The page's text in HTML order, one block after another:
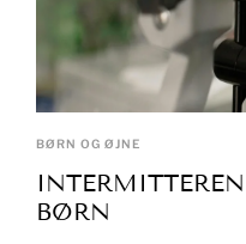
BØRN OG ØJNE
BØRN